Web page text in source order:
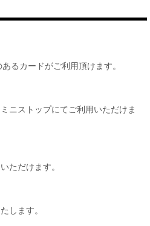
るカードがご利用頂けます。
ニストップにてご利用いただけま
ただけます。
します。